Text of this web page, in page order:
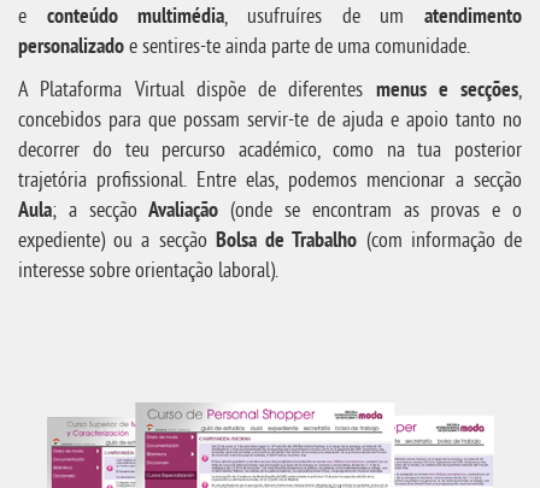
e conteúdo multimédia, usufruíres de umatendimento
personalizadoe sentires-te ainda parte de uma comunidade.
A Plataforma Virtual dispõe de diferentes menus e secções
concebidos para que possam servir-te de ajuda e apoio tanto no
decorrer do teu percurso académico, como na tua posterior
trajetória profissional. Entre elas, podemos mencionar a secção
Aula; a secçãoAvaliação (onde se encontram as provas e o
expediente) ou a secção Bolsa de Trabalho (com informação de
interesse sobre orientação laboral).